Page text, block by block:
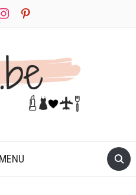
pinterest
MENU